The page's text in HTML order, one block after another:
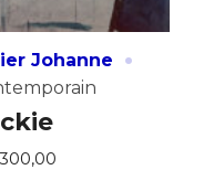
Johanne ·